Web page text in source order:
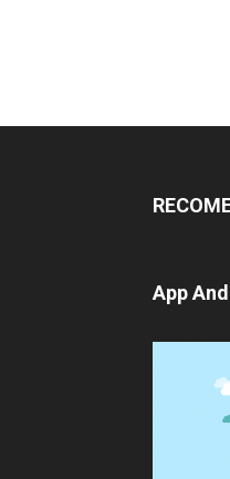
App